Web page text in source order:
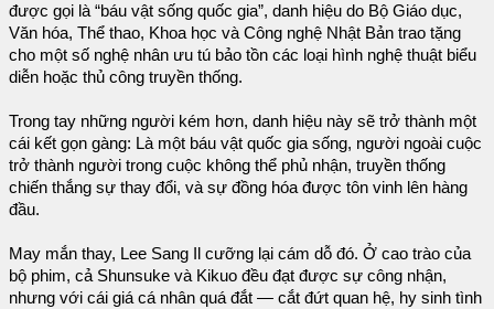
được gọi là “báu vật sống quốc gia”, danh hiệu do Bộ Giáo dục,
Văn hóa, Thể thao, Khoa học và Công nghệ Nhật Bản trao tặng
cho một số nghệ nhân ưu tú bảo tồn các loại hình nghệ thuật biểu
diễn hoặc thủ công truyền thống.
Trong tay những người kém hơn, danh hiệu này sẽ trở thành một
cái kết gọn gàng: Là một báu vật quốc gia sống, người ngoài cuộc
trở thành người trong cuộc không thể phủ nhận, truyền thống
chiến thắng sự thay đổi, và sự đồng hóa được tôn vinh lên hàng
đầu.
May mắn thay, Lee Sang Il cưỡng lại cám dỗ đó. Ở cao trào của
bộ phim, cả Shunsuke và Kikuo đều đạt được sự công nhận,
nhưng với cái giá cá nhân quá đắt — cắt đứt quan hệ, hy sinh tình